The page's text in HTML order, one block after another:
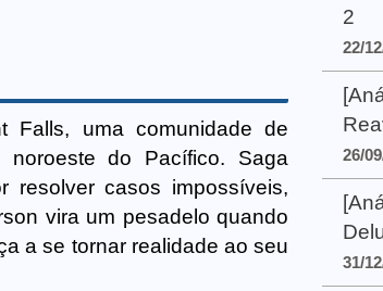
Falls, uma comunidade de
do Pacífico. Saga
resolver casos impossíveis,
vira um pesadelo quando
a se tornar realidade ao seu
2
22/
26/
31/